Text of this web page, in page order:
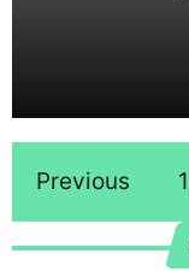
Previous 1